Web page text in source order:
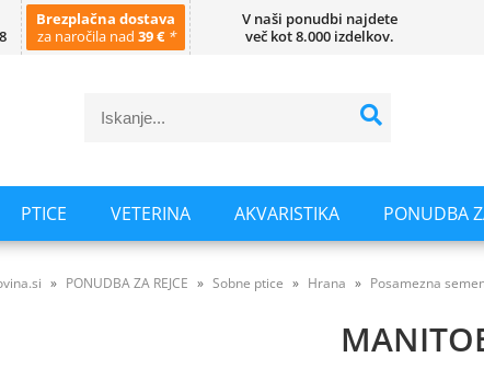
Brezplačna dostava
za naročila nad 39 € *
V naši ponudbi najdete
več kot 8.000 izdelkov.
PTICE VETERINA AKVARISTIKA PONUDBA
PONUDBA ZA REJCE Sobne ptice Hrana Posamezna